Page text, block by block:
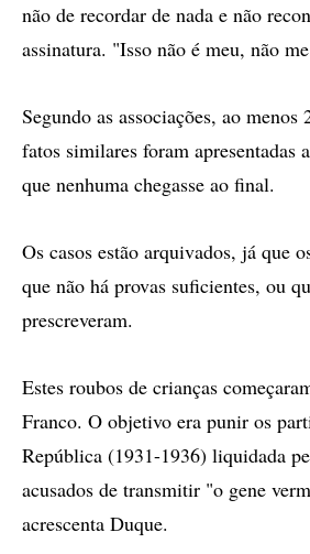
não de recordar de nada e não
assinatura. "Isso não é meu, não
Segundo as associações, ao menos
fatos similares foram apresentadas
que nenhuma chegasse ao final.
Os casos estão arquivados, já que
que não há provas suficientes, ou
prescreveram.
Estes roubos de crianças
Franco. O objetivo era punir os
República (1931-1936) liquidada
acusados de transmitir "o gene
acrescenta Duque.